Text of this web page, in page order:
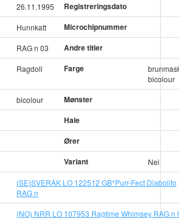
26.11.1995
Registreringsdato
Hunnkatt
Microchipnummer
RAG n 03
Andre titler
Ragdoll Farge
bicolour
bicolour
Mønster
Hale
Ører
Variant Nei
(SE)SVERAK LO 122512 GB*Purr-Fect Diabolito
RAG n
(NO) NRR LO 107953 Ragtime Whimsey RAG n